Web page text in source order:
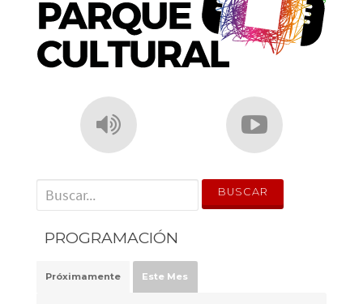
' . __('Search for:') . '
PROGRAMACIÓN
Próximamente Este Mes